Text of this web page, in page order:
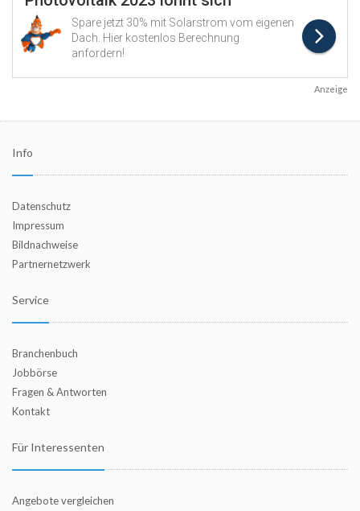
Anzeige
Info
Datenschutz
Impressum
Bildnachweise
Partnernetzwerk
Service
Branchenbuch
Jobbörse
Fragen & Antworten
Kontakt
Für Interessenten
Angebote vergleichen